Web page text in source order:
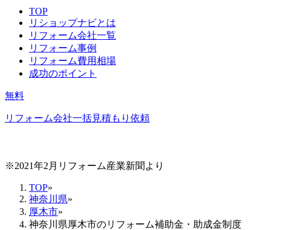
TOP
リショップナビとは
リフォーム会社一覧
リフォーム事例
リフォーム費用相場
成功のポイント
無料
リフォーム会社一括見積もり依頼
※2021年2月リフォーム産業新聞より
TOP»
神奈川県»
厚木市»
神奈川県厚木市のリフォーム補助金・助成金制度